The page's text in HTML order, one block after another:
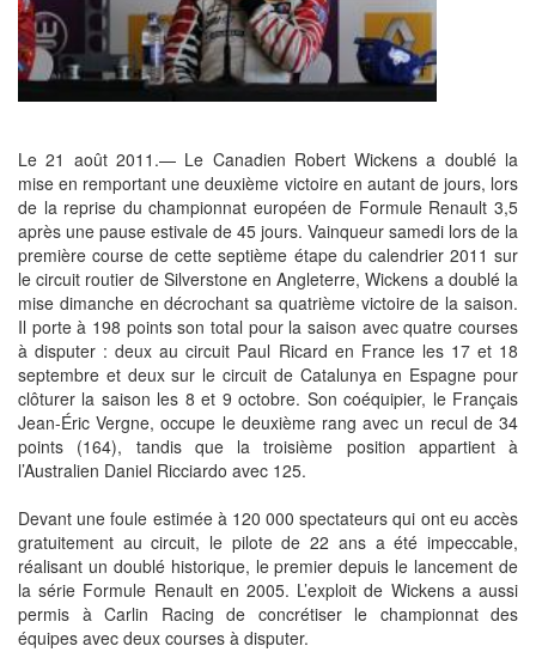
Le 21 août 2011.— Le Canadien Robert Wickens a doublé la
mise en remportant une deuxième victoire en autant de jours, lors
de la reprise du championnat européen de Formule Renault 3,5
après une pause estivale de 45 jours. Vainqueur samedi lors de la
première course de cette septième étape du calendrier 2011 sur
le circuit routier de Silverstone en Angleterre, Wickens a doublé la
mise dimanche en décrochant sa quatrième victoire de la saison.
Il porte à 198 points son total pour la saison avec quatre courses
à disputer : deux au circuit Paul Ricard en France les 17 et 18
septembre et deux sur le circuit de Catalunya en Espagne pour
clôturer la saison les 8 et 9 octobre. Son coéquipier, le Français
Jean-Éric Vergne, occupe le deuxième rang avec un recul de 34
points (164), tandis que la troisième position appartient à
l’Australien Daniel Ricciardo avec 125.
Devant une foule estimée à 120 000 spectateurs qui ont eu accès
gratuitement au circuit, le pilote de 22 ans a été impeccable,
réalisant un doublé historique, le premier depuis le lancement de
la série Formule Renault en 2005. L’exploit de Wickens a aussi
permis à Carlin Racing de concrétiser le championnat des
équipes avec deux courses à disputer.